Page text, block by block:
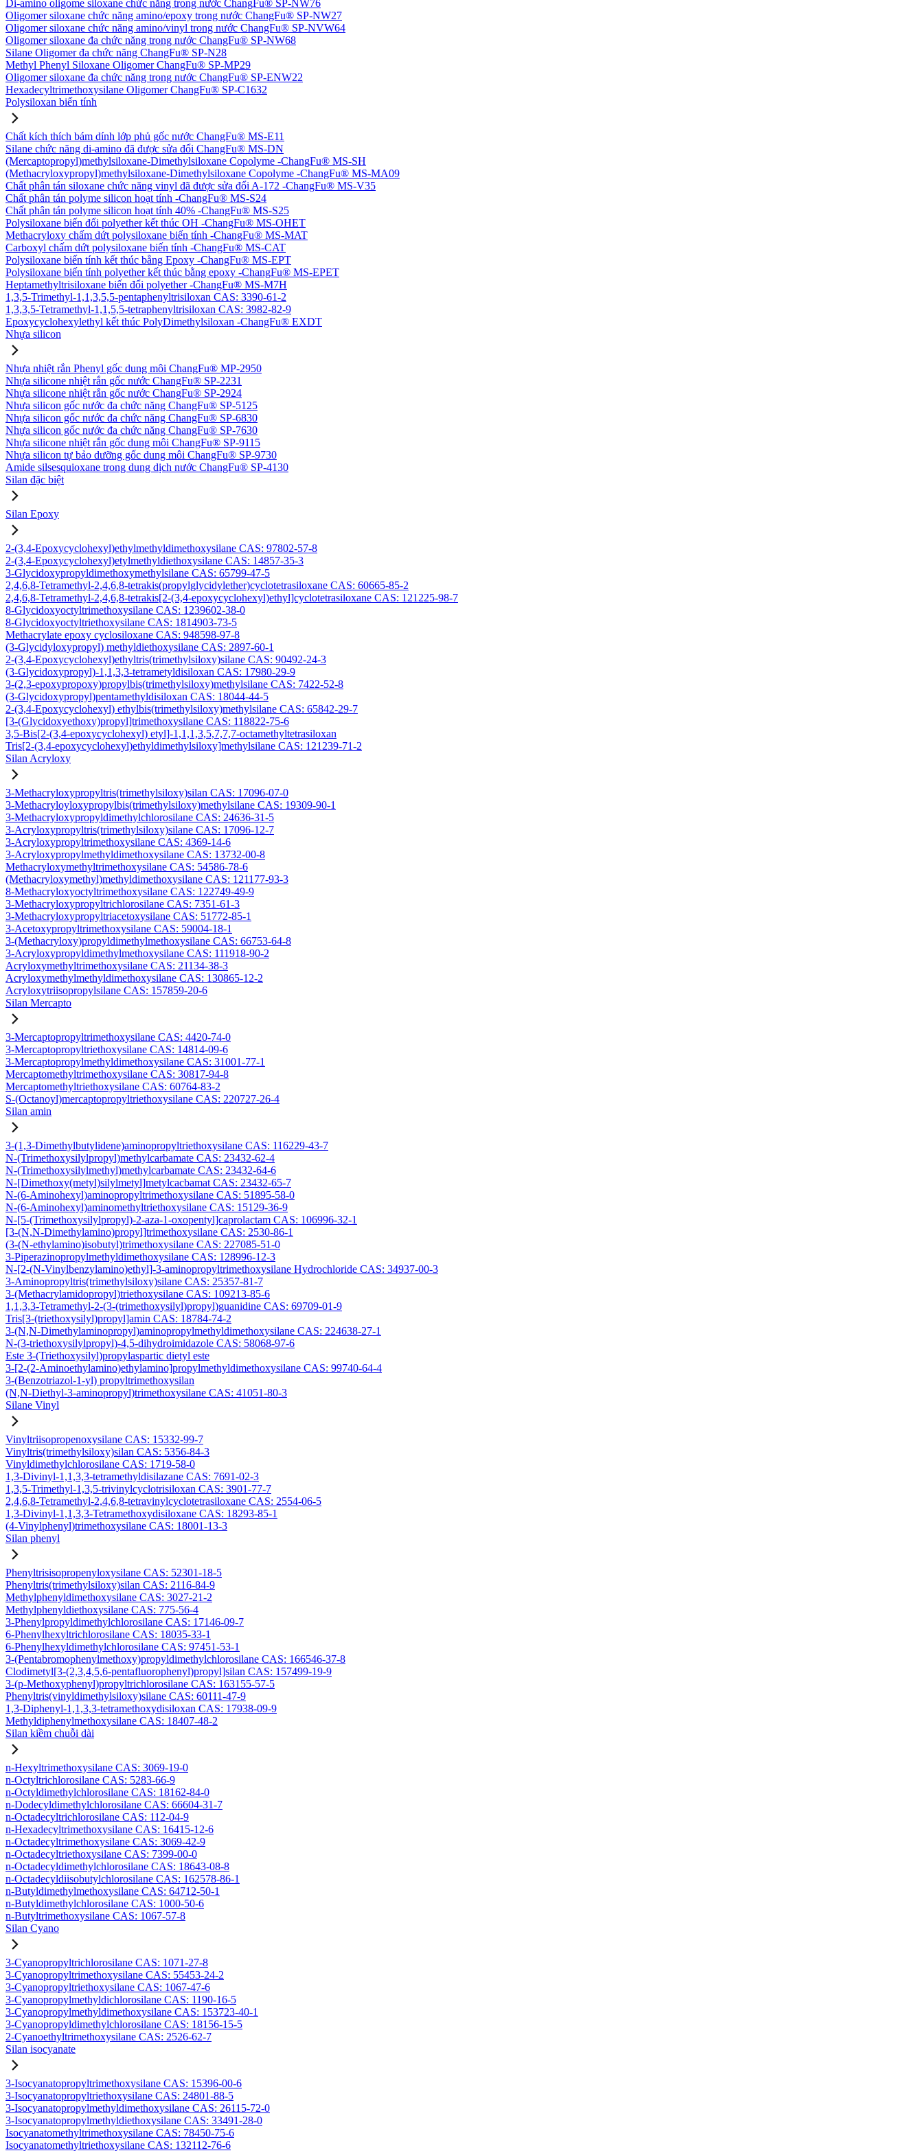
Di-amino oligome siloxane chức năng trong nước ChangFu® SP-NW76
Oligomer siloxane chức năng amino/epoxy trong nước ChangFu® SP-NW27
Oligomer siloxane chức năng amino/vinyl trong nước ChangFu® SP-NVW64
Oligomer siloxane đa chức năng trong nước ChangFu® SP-NW68
Silane Oligomer đa chức năng ChangFu® SP-N28
Methyl Phenyl Siloxane Oligomer ChangFu® SP-MP29
Oligomer siloxane đa chức năng trong nước ChangFu® SP-ENW22
Hexadecyltrimethoxysilane Oligomer ChangFu® SP-C1632
Polysiloxan biến tính
Chất kích thích bám dính lớp phủ gốc nước ChangFu® MS-E11
Silane chức năng di-amino đã được sửa đổi ChangFu® MS-DN
(Mercaptopropyl)methylsiloxane-Dimethylsiloxane Copolyme -ChangFu® MS-SH
(Methacryloxypropyl)methylsiloxane-Dimethylsiloxane Copolyme -ChangFu® MS-MA09
Chất phân tán siloxane chức năng vinyl đã được sửa đổi A-172 -ChangFu® MS-V35
Chất phân tán polyme silicon hoạt tính -ChangFu® MS-S24
Chất phân tán polyme silicon hoạt tính 40% -ChangFu® MS-S25
Polysiloxane biến đổi polyether kết thúc OH -ChangFu® MS-OHET
Methacryloxy chấm dứt polysiloxane biến tính -ChangFu® MS-MAT
Carboxyl chấm dứt polysiloxane biến tính -ChangFu® MS-CAT
Polysiloxane biến tính kết thúc bằng Epoxy -ChangFu® MS-EPT
Polysiloxane biến tính polyether kết thúc bằng epoxy -ChangFu® MS-EPET
Heptamethyltrisiloxane biến đổi polyether -ChangFu® MS-M7H
1,3,5-Trimethyl-1,1,3,5,5-pentaphenyltrisiloxan CAS: 3390-61-2
1,3,3,5-Tetramethyl-1,1,5,5-tetraphenyltrisiloxan CAS: 3982-82-9
Epoxycyclohexylethyl kết thúc PolyDimethylsiloxan -ChangFu® EXDT
Nhựa silicon
Nhựa nhiệt rắn Phenyl gốc dung môi ChangFu® MP-2950
Nhựa silicone nhiệt rắn gốc nước ChangFu® SP-2231
Nhựa silicone nhiệt rắn gốc nước ChangFu® SP-2924
Nhựa silicon gốc nước đa chức năng ChangFu® SP-5125
Nhựa silicon gốc nước đa chức năng ChangFu® SP-6830
Nhựa silicon gốc nước đa chức năng ChangFu® SP-7630
Nhựa silicone nhiệt rắn gốc dung môi ChangFu® SP-9115
Nhựa silicon tự bảo dưỡng gốc dung môi ChangFu® SP-9730
Amide silsesquioxane trong dung dịch nước ChangFu® SP-4130
Silan đặc biệt
Silan Epoxy
2-(3,4-Epoxycyclohexyl)ethylmethyldimethoxysilane CAS: 97802-57-8
2-(3,4-Epoxycyclohexyl)etylmethyldiethoxysilane CAS: 14857-35-3
3-Glycidoxypropyldimethoxymethylsilane CAS: 65799-47-5
2,4,6,8-Tetramethyl-2,4,6,8-tetrakis(propylglycidylether)cyclotetrasiloxane CAS: 60665-85-2
2,4,6,8-Tetramethyl-2,4,6,8-tetrakis[2-(3,4-epoxycyclohexyl)ethyl]cyclotetrasiloxane CAS: 121225-98-7
8-Glycidoxyoctyltrimethoxysilane CAS: 1239602-38-0
8-Glycidoxyoctyltriethoxysilane CAS: 1814903-73-5
Methacrylate epoxy cyclosiloxane CAS: 948598-97-8
(3-Glycidyloxypropyl) methyldiethoxysilane CAS: 2897-60-1
2-(3,4-Epoxycyclohexyl)ethyltris(trimethylsiloxy)silane CAS: 90492-24-3
(3-Glycidoxypropyl)-1,1,3,3-tetrametyldisiloxan CAS: 17980-29-9
3-(2,3-epoxypropoxy)propylbis(trimethylsiloxy)methylsilane CAS: 7422-52-8
(3-Glycidoxypropyl)pentamethyldisiloxan CAS: 18044-44-5
2-(3,4-Epoxycyclohexyl) ethylbis(trimethylsiloxy)methylsilane CAS: 65842-29-7
[3-(Glycidoxyethoxy)propyl]trimethoxysilane CAS: 118822-75-6
3,5-Bis[2-(3,4-epoxycyclohexyl) etyl]-1,1,1,3,5,7,7,7-octamethyltetrasiloxan
Tris[2-(3,4-epoxycyclohexyl)ethyldimethylsiloxy]methylsilane CAS: 121239-71-2
Silan Acryloxy
3-Methacryloxypropyltris(trimethylsiloxy)silan CAS: 17096-07-0
3-Methacryloyloxypropylbis(trimethylsiloxy)methylsilane CAS: 19309-90-1
3-Methacryloxypropyldimethylchlorosilane CAS: 24636-31-5
3-Acryloxypropyltris(trimethylsiloxy)silane CAS: 17096-12-7
3-Acryloxypropyltrimethoxysilane CAS: 4369-14-6
3-Acryloxypropylmethyldimethoxysilane CAS: 13732-00-8
Methacryloxymethyltrimethoxysilane CAS: 54586-78-6
(Methacryloxymethyl)methyldimethoxysilane CAS: 121177-93-3
8-Methacryloxyoctyltrimethoxysilane CAS: 122749-49-9
3-Methacryloxypropyltrichlorosilane CAS: 7351-61-3
3-Methacryloxypropyltriacetoxysilane CAS: 51772-85-1
3-Acetoxypropyltrimethoxysilane CAS: 59004-18-1
3-(Methacryloxy)propyldimethylmethoxysilane CAS: 66753-64-8
3-Acryloxypropyldimethylmethoxysilane CAS: 111918-90-2
Acryloxymethyltrimethoxysilane CAS: 21134-38-3
Acryloxymethylmethyldimethoxysilane CAS: 130865-12-2
Acryloxytriisopropylsilane CAS: 157859-20-6
Silan Mercapto
3-Mercaptopropyltrimethoxysilane CAS: 4420-74-0
3-Mercaptopropyltriethoxysilane CAS: 14814-09-6
3-Mercaptopropylmethyldimethoxysilane CAS: 31001-77-1
Mercaptomethyltrimethoxysilane CAS: 30817-94-8
Mercaptomethyltriethoxysilane CAS: 60764-83-2
S-(Octanoyl)mercaptopropyltriethoxysilane CAS: 220727-26-4
Silan amin
3-(1,3-Dimethylbutylidene)aminopropyltriethoxysilane CAS: 116229-43-7
N-(Trimethoxysilylpropyl)methylcarbamate CAS: 23432-62-4
N-(Trimethoxysilylmethyl)methylcarbamate CAS: 23432-64-6
N-[Dimethoxy(metyl)silylmetyl]metylcacbamat CAS: 23432-65-7
N-(6-Aminohexyl)aminopropyltrimethoxysilane CAS: 51895-58-0
N-(6-Aminohexyl)aminomethyltriethoxysilane CAS: 15129-36-9
N-[5-(Trimethoxysilylpropyl)-2-aza-1-oxopentyl]caprolactam CAS: 106996-32-1
[3-(N,N-Dimethylamino)propyl]trimethoxysilane CAS: 2530-86-1
(3-(N-ethylamino)isobutyl)trimethoxysilane CAS: 227085-51-0
3-Piperazinopropylmethyldimethoxysilane CAS: 128996-12-3
N-[2-(N-Vinylbenzylamino)ethyl]-3-aminopropyltrimethoxysilane Hydrochloride CAS: 34937-00-3
3-Aminopropyltris(trimethylsiloxy)silane CAS: 25357-81-7
3-(Methacrylamidopropyl)triethoxysilane CAS: 109213-85-6
1,1,3,3-Tetramethyl-2-(3-(trimethoxysilyl)propyl)guanidine CAS: 69709-01-9
Tris[3-(triethoxysilyl)propyl]amin CAS: 18784-74-2
3-(N,N-Dimethylaminopropyl)aminopropylmethyldimethoxysilane CAS: 224638-27-1
N-(3-triethoxysilylpropyl)-4,5-dihydroimidazole CAS: 58068-97-6
Este 3-(Triethoxysilyl)propylaspartic dietyl este
3-[2-(2-Aminoethylamino)ethylamino]propylmethyldimethoxysilane CAS: 99740-64-4
3-(Benzotriazol-1-yl) propyltrimethoxysilan
(N,N-Diethyl-3-aminopropyl)trimethoxysilane CAS: 41051-80-3
Silane Vinyl
Vinyltriisopropenoxysilane CAS: 15332-99-7
Vinyltris(trimethylsiloxy)silan CAS: 5356-84-3
Vinyldimethylchlorosilane CAS: 1719-58-0
1,3-Divinyl-1,1,3,3-tetramethyldisilazane CAS: 7691-02-3
1,3,5-Trimethyl-1,3,5-trivinylcyclotrisiloxan CAS: 3901-77-7
2,4,6,8-Tetramethyl-2,4,6,8-tetravinylcyclotetrasiloxane CAS: 2554-06-5
1,3-Divinyl-1,1,3,3-Tetramethoxydisiloxane CAS: 18293-85-1
(4-Vinylphenyl)trimethoxysilane CAS: 18001-13-3
Silan phenyl
Phenyltrisisopropenyloxysilane CAS: 52301-18-5
Phenyltris(trimethylsiloxy)silan CAS: 2116-84-9
Methylphenyldimethoxysilane CAS: 3027-21-2
Methylphenyldiethoxysilane CAS: 775-56-4
3-Phenylpropyldimethylchlorosilane CAS: 17146-09-7
6-Phenylhexyltrichlorosilane CAS: 18035-33-1
6-Phenylhexyldimethylchlorosilane CAS: 97451-53-1
3-(Pentabromophenylmethoxy)propyldimethylchlorosilane CAS: 166546-37-8
Clodimetyl[3-(2,3,4,5,6-pentafluorophenyl)propyl]silan CAS: 157499-19-9
3-(p-Methoxyphenyl)propyltrichlorosilane CAS: 163155-57-5
Phenyltris(vinyldimethylsiloxy)silane CAS: 60111-47-9
1,3-Diphenyl-1,1,3,3-tetramethoxydisiloxan CAS: 17938-09-9
Methyldiphenylmethoxysilane CAS: 18407-48-2
Silan kiềm chuỗi dài
n-Hexyltrimethoxysilane CAS: 3069-19-0
n-Octyltrichlorosilane CAS: 5283-66-9
n-Octyldimethylchlorosilane CAS: 18162-84-0
n-Dodecyldimethylchlorosilane CAS: 66604-31-7
n-Octadecyltrichlorosilane CAS: 112-04-9
n-Hexadecyltrimethoxysilane CAS: 16415-12-6
n-Octadecyltrimethoxysilane CAS: 3069-42-9
n-Octadecyltriethoxysilane CAS: 7399-00-0
n-Octadecyldimethylchlorosilane CAS: 18643-08-8
n-Octadecyldiisobutylchlorosilane CAS: 162578-86-1
n-Butyldimethylmethoxysilane CAS: 64712-50-1
n-Butyldimethylchlorosilane CAS: 1000-50-6
n-Butyltrimethoxysilane CAS: 1067-57-8
Silan Cyano
3-Cyanopropyltrichlorosilane CAS: 1071-27-8
3-Cyanopropyltrimethoxysilane CAS: 55453-24-2
3-Cyanopropyltriethoxysilane CAS: 1067-47-6
3-Cyanopropylmethyldichlorosilane CAS: 1190-16-5
3-Cyanopropylmethyldimethoxysilane CAS: 153723-40-1
3-Cyanopropyldimethylchlorosilane CAS: 18156-15-5
2-Cyanoethyltrimethoxysilane CAS: 2526-62-7
Silan isocyanate
3-Isocyanatopropyltrimethoxysilane CAS: 15396-00-6
3-Isocyanatopropyltriethoxysilane CAS: 24801-88-5
3-Isocyanatopropylmethyldimethoxysilane CAS: 26115-72-0
3-Isocyanatopropylmethyldiethoxysilane CAS: 33491-28-0
Isocyanatomethyltrimethoxysilane CAS: 78450-75-6
Isocyanatomethyltriethoxysilane CAS: 132112-76-6